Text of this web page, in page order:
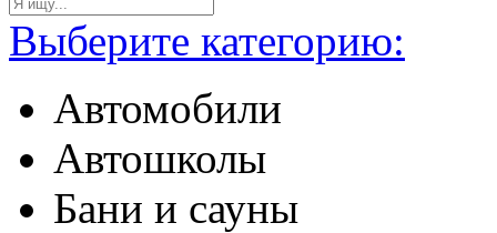
Выберите категорию:
Автомобили
Автошколы
Бани и сауны